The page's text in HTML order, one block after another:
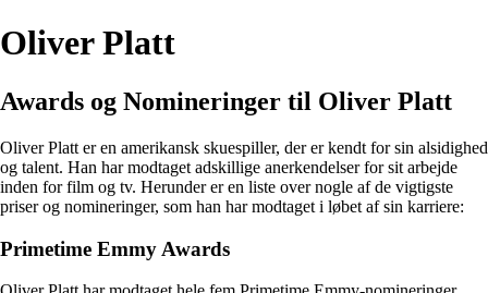
Oliver Platt
Awards og Nomineringer til Oliver Platt
Oliver Platt er en amerikansk skuespiller, der er kendt for sin alsidighed
og talent. Han har modtaget adskillige anerkendelser for sit arbejde
inden for film og tv. Herunder er en liste over nogle af de vigtigste
priser og nomineringer, som han har modtaget i løbet af sin karriere:
Primetime Emmy Awards